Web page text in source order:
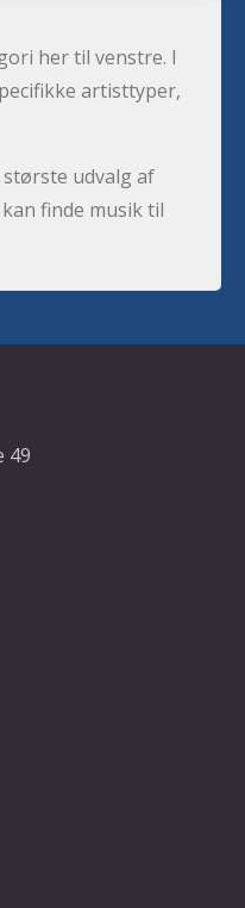
her til venstre. I
artisttyper,
udvalg af
finde musik til
49